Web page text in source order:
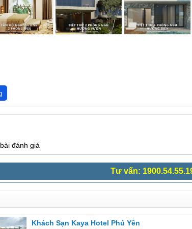
bài đánh giá
Tư vấn:
Khách Sạn Kaya Hotel Phú Yên